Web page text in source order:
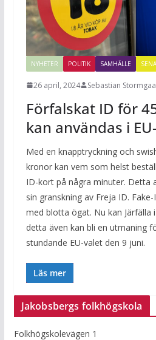
NYHETER POLITIK SAMHÄLLE
26 april, 2024 Sebastian
Förfalskat ID för
kan användas i
Med en knapptryckning och
kronor kan vem som helst
ID-kort på några minuter. Detta
sin granskning av Freja ID.
med blotta ögat. Nu kan Järfälla
detta även kan bli en utmaning
stundande EU-valet den 9 juni.
Läs mer
Jakobsbergs folkhögskola
Folkhögskolevägen 1